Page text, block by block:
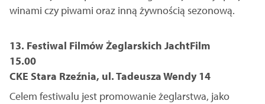
winami czy piwami oraz inną żywnością sezonową.
13. Festiwal Filmów Żeglarskich JachtFilm
15.00
CKE Stara Rzeźnia, ul. Tadeusza Wendy 14
Celem festiwalu jest promowanie żeglarstwa, jako